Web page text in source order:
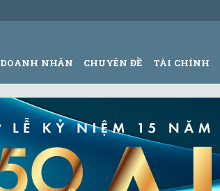
DOANH NHÂN CHUYÊN ĐỀ TÀI CHÍNH